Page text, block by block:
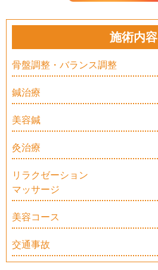
施術内容
骨盤調整・バランス調整
鍼治療
美容鍼
灸治療
リラクゼーション
マッサージ
美容コース
交通事故